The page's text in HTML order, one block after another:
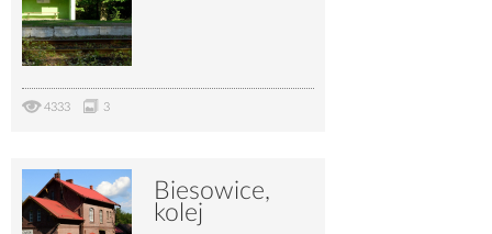
4333 3
Biesowice,
kolej